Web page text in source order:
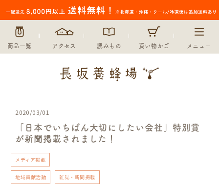
商品一覧 アクセス 読みもの 買い物かご メニュー
2020/03/01
「日本でいちばん大切にしたい会社」特別賞
が新聞掲載されました！
メディア掲載
地域貢献活動 雑誌・新聞掲載